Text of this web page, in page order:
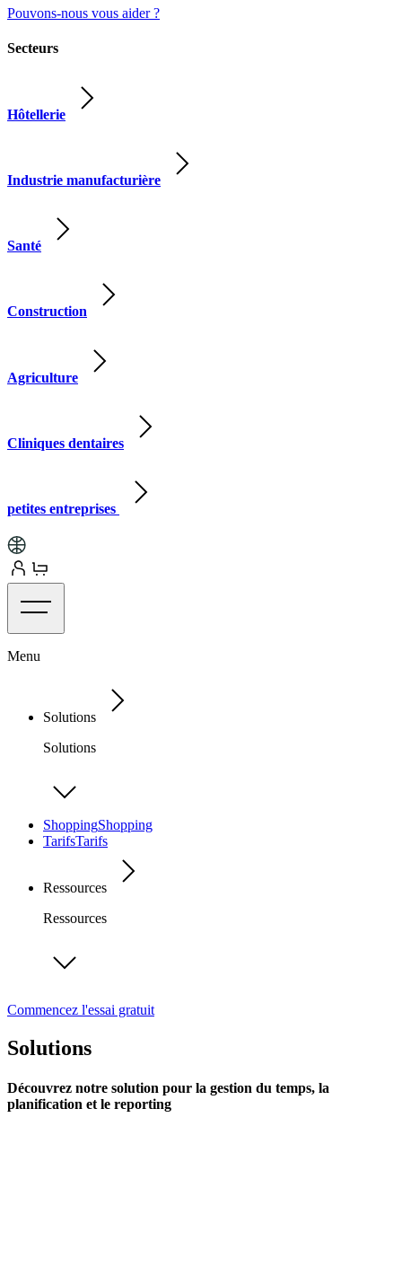
Pouvons-nous vous aider ?
Secteurs
Hôtellerie
Industrie manufacturière
Santé
Construction
Agriculture
Cliniques dentaires
petites entreprises
Menu
Solutions
Solutions
ShoppingShopping
TarifsTarifs
Ressources
Ressources
Commencez l'essai gratuit
Solutions
Découvrez notre solution pour la gestion du temps, la
planification et le reporting